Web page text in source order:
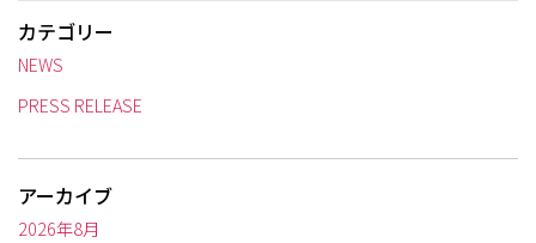
カテゴリー
NEWS
PRESS RELEASE
アーカイブ
2026年8月